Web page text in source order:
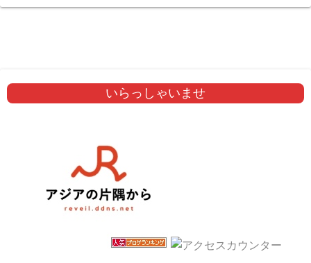
いらっしゃいませ